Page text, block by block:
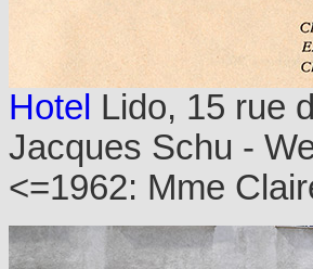
Hotel Lido, 15 rue
Jacques Schu -
<=1962: Mme